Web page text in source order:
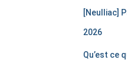
[Neulliac]
2026
Qu’est ce